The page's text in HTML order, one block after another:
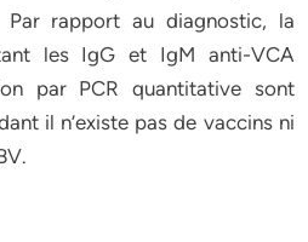
Par rapport au diagnostic, la
les IgG et IgM anti-VCA
par PCR quantitative sont
il n’existe pas de vaccins ni